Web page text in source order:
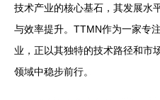
技术产业的核心基石，其发展水
与效率提升。TTMN作为一家专
业，正以其独特的技术路径和市
领域中稳步前行。